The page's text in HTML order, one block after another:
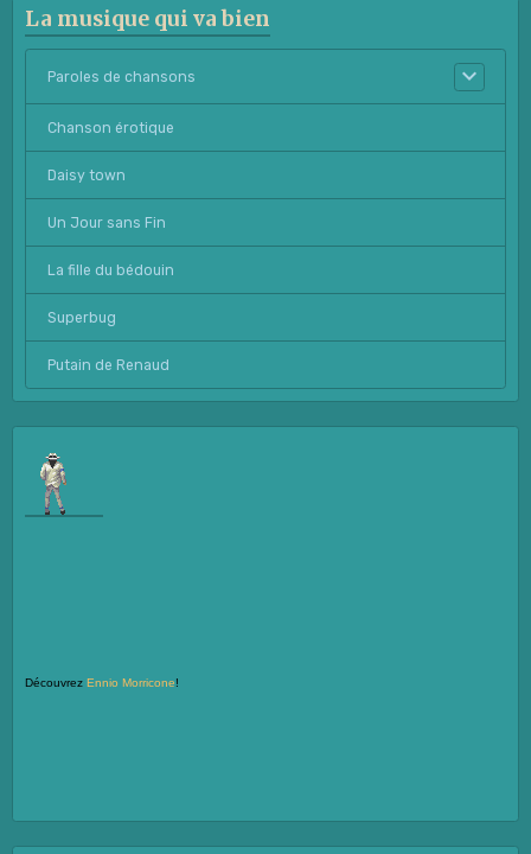
La musique qui va bien
Paroles de chansons
Chanson érotique
Daisy town
Un Jour sans Fin
La fille du bédouin
Superbug
Putain de Renaud
Découvrez Ennio Morricone!